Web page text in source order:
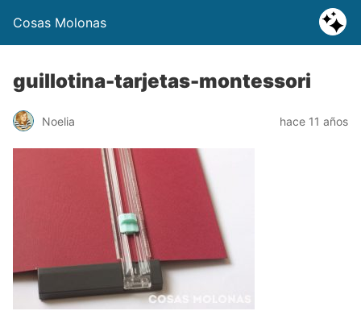
Cosas Molonas
guillotina-tarjetas-montessori
Noelia hace 11 años